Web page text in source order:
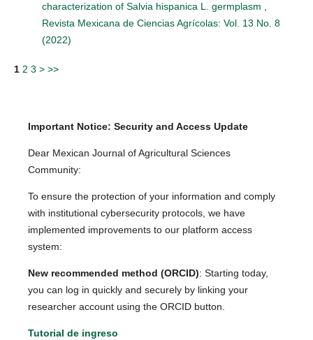
characterization of Salvia hispanica L. germplasm ,
Revista Mexicana de Ciencias Agrícolas: Vol. 13 No. 8
(2022)
1 2 3 > >>
Important Notice: Security and Access Update
Dear Mexican Journal of Agricultural Sciences
Community:
To ensure the protection of your information and comply
with institutional cybersecurity protocols, we have
implemented improvements to our platform access
system:
New recommended method (ORCID): Starting today,
you can log in quickly and securely by linking your
researcher account using the ORCID button.
Tutorial de ingreso